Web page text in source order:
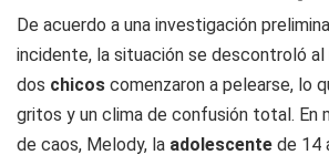
De acuerdo a una investigación
incidente, la situación se descontroló
dos chicos comenzaron a pelearse, lo
gritos y un clima de confusión total. En
de caos, Melody, la adolescente de 14